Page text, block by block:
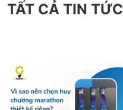
TẤT CẢ TIN TỨC